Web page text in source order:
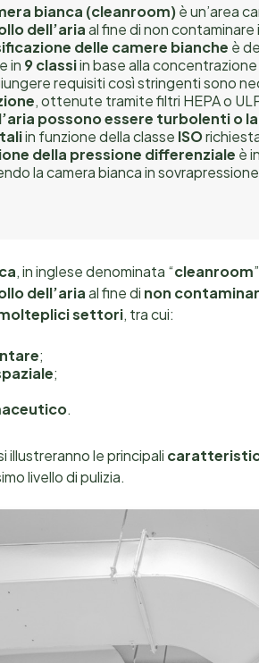
bianca (cleanroom)è un’area
dell’ariaal fine di non
delle camere bianche è
in 9 classiin base alla
requisiti così stringenti sono
, ottenute tramite filtri HEPA o
possono essere turbolenti o
in funzione della classe ISO
della pressione differenziale è
la camera bianca in
, in inglese denominata “cleanroom
dell’ariaal fine di non
settori, tra cui:
;
;
.
illustreranno le principali
livello di pulizia.